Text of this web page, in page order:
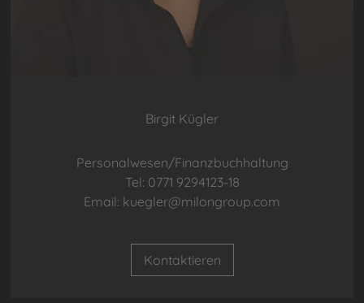
Birgit Kügler
Personalwesen/Finanzbuchhaltung
Tel: 0771 9294123-18
Email: kuegler@milongroup.com
Kontaktieren